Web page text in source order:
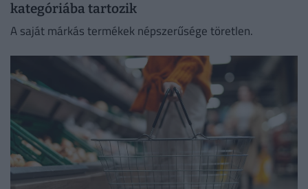
kategóriába tartozik
A saját márkás termékek népszerűsége töretlen.